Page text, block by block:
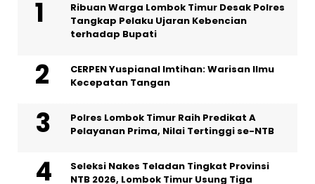
Ribuan Warga Lombok Timur Desak Polres
Tangkap Pelaku Ujaran Kebencian
terhadap Bupati
CERPEN Yuspianal Imtihan: Warisan Ilmu
Kecepatan Tangan
Polres Lombok Timur Raih Predikat A
Pelayanan Prima, Nilai Tertinggi se-NTB
Seleksi Nakes Teladan Tingkat Provinsi
NTB 2026, Lombok Timur Usung Tiga